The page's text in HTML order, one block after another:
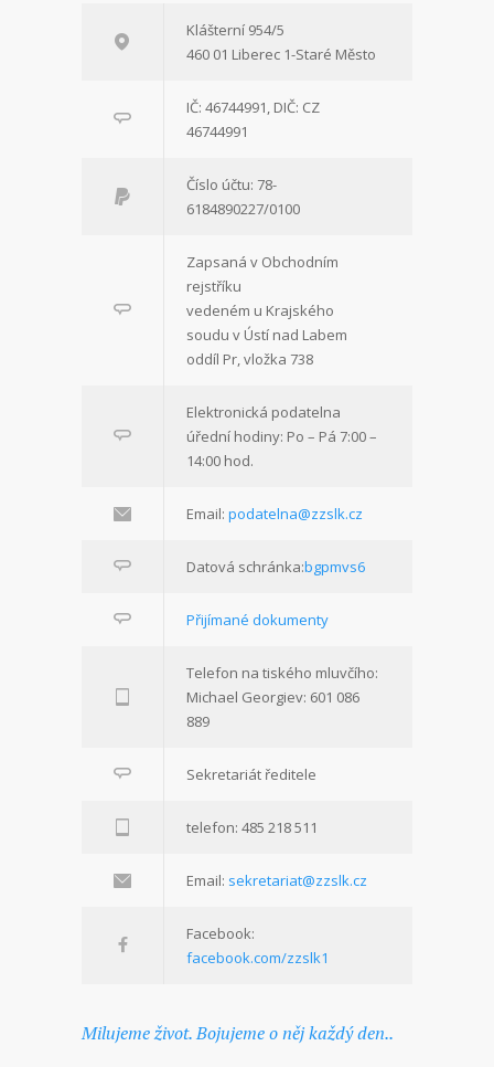
Klášterní 954/5
460 01 Liberec 1-Staré Město
IČ: 46744991, DIČ: CZ
46744991
Číslo účtu: 78-
6184890227/0100
Zapsaná v Obchodním
rejstříku
vedeném u Krajského
soudu v Ústí nad Labem
oddíl Pr, vložka 738
Elektronická podatelna
úřední hodiny: Po – Pá 7:00 –
14:00 hod.
Email: podatelna@zzslk.cz
Datová schránka:bgpmvs6
Přijímané dokumenty
Telefon na tiského mluvčího:
Michael Georgiev: 601 086
889
Sekretariát ředitele
telefon: 485 218 511
Email: sekretariat@zzslk.cz
Facebook:
facebook.com/zzslk1
Milujeme život. Bojujeme o něj každý den..